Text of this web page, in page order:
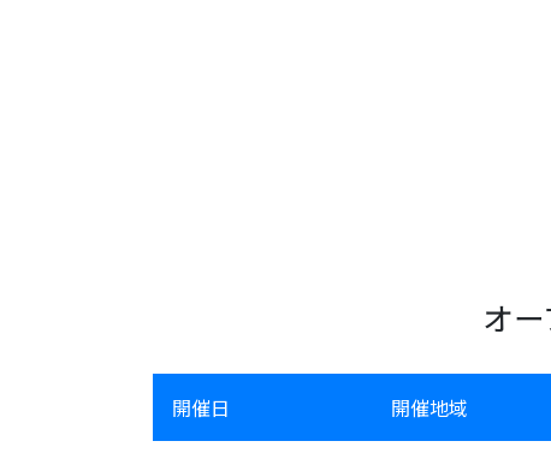
オ
開催日 開催地域